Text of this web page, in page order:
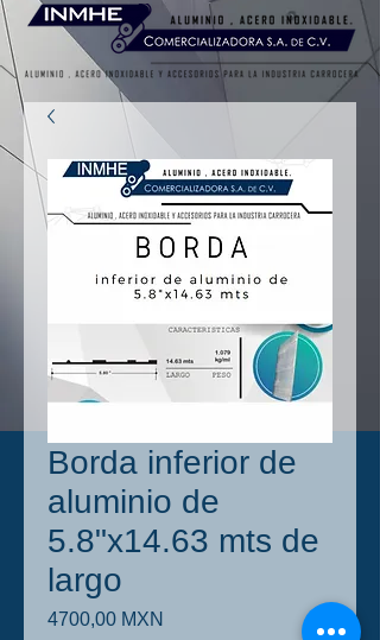
Borda inferior de
aluminio de
5.8"x14.63 mts de
largo
4700,00 MXN